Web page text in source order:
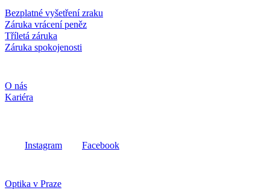
Bezplatné vyšetření zraku
Záruka vrácení peněz
Tříletá záruka
Záruka spokojenosti
O nás
Kariéra
Instagram Facebook
Optika v Praze